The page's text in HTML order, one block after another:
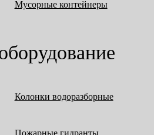
Мусорные контейнеры
Колонки водоразборные
Пожарные гидранты